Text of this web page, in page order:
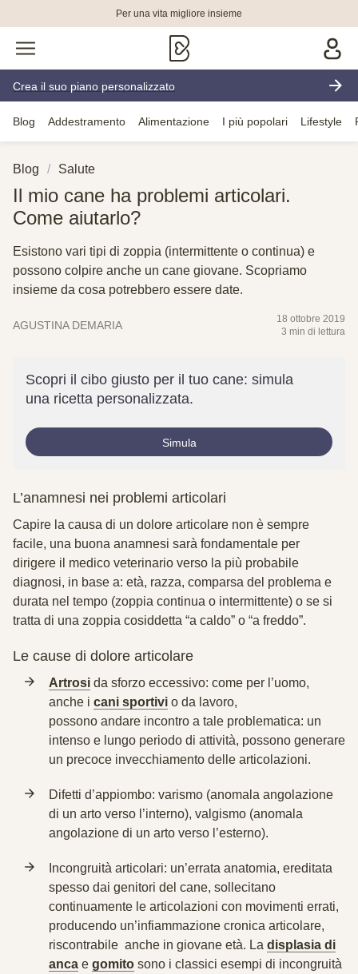
Per una vita migliore insieme
Crea il suo piano personalizzato
Blog Addestramento Alimentazione I più popolari Lifestyle
Blog Salute
Il mio cane ha problemi articolari.
Come aiutarlo?
Esistono vari tipi di zoppia (intermittente o continua) e
possono colpire anche un cane giovane. Scopriamo
insieme da cosa potrebbero essere date.
AGUSTINA DEMARIA
18 ottobre 2019
3 min di lettura
Scopri il cibo giusto per il tuo cane: simula
una ricetta personalizzata.
Simula
L’anamnesi nei problemi articolari
Capire la causa di un dolore articolare non è sempre
facile, una buona anamnesi sarà fondamentale per
dirigere il medico veterinario verso la più probabile
diagnosi, in base a: età, razza, comparsa del problema e
durata nel tempo (zoppia continua o intermittente) o se si
tratta di una zoppia cosiddetta “a caldo” o “a freddo”.
Le cause di dolore articolare
Artrosi da sforzo eccessivo: come per l’uomo,
anche i cani sportivi o da lavoro,
possono andare incontro a tale problematica: un
intenso e lungo periodo di attività, possono generare
un precoce invecchiamento delle articolazioni.
Difetti d’appiombo: varismo (anomala angolazione
di un arto verso l’interno), valgismo (anomala
angolazione di un arto verso l’esterno).
Incongruità articolari: un’errata anatomia, ereditata
spesso dai genitori del cane, sollecitano
continuamente le articolazioni con movimenti errati,
producendo un’infiammazione cronica articolare,
riscontrabile anche in giovane età. La displasia di
anca e gomito sono i classici esempi di incongruità